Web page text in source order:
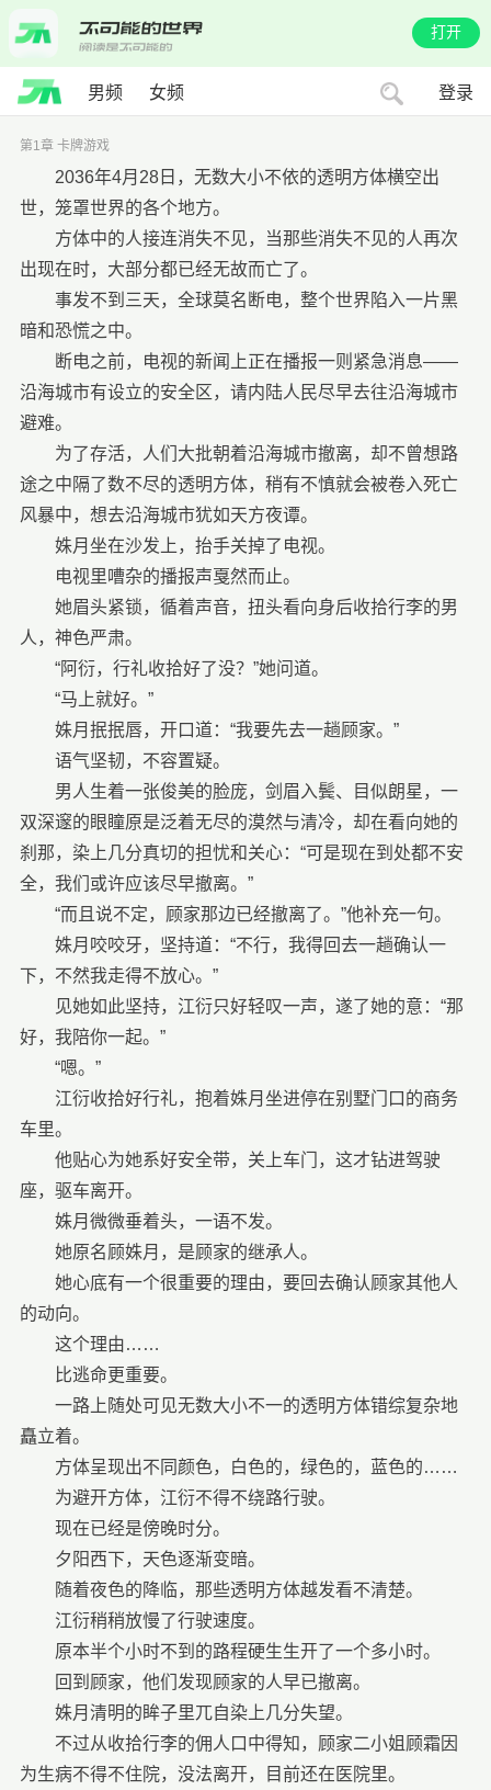
打开
男频 女频 登录
第1章 卡牌游戏
2036年4月28日，无数大小不依的透明方体横空出
世，笼罩世界的各个地方。
方体中的人接连消失不见，当那些消失不见的人再次
出现在时，大部分都已经无故而亡了。
事发不到三天，全球莫名断电，整个世界陷入一片黑
暗和恐慌之中。
断电之前，电视的新闻上正在播报一则紧急消息——
沿海城市有设立的安全区，请内陆人民尽早去往沿海城市
避难。
为了存活，人们大批朝着沿海城市撤离，却不曾想路
途之中隔了数不尽的透明方体，稍有不慎就会被卷入死亡
风暴中，想去沿海城市犹如天方夜谭。
姝月坐在沙发上，抬手关掉了电视。
电视里嘈杂的播报声戛然而止。
她眉头紧锁，循着声音，扭头看向身后收拾行李的男
人，神色严肃。
“阿衍，行礼收拾好了没？”她问道。
“马上就好。”
姝月抿抿唇，开口道：“我要先去一趟顾家。”
语气坚韧，不容置疑。
男人生着一张俊美的脸庞，剑眉入鬓、目似朗星，一
双深邃的眼瞳原是泛着无尽的漠然与清冷，却在看向她的
刹那，染上几分真切的担忧和关心：“可是现在到处都不安
全，我们或许应该尽早撤离。”
“而且说不定，顾家那边已经撤离了。”他补充一句。
姝月咬咬牙，坚持道：“不行，我得回去一趟确认一
下，不然我走得不放心。”
见她如此坚持，江衍只好轻叹一声，遂了她的意：“那
好，我陪你一起。”
“嗯。”
江衍收拾好行礼，抱着姝月坐进停在别墅门口的商务
车里。
他贴心为她系好安全带，关上车门，这才钻进驾驶
座，驱车离开。
姝月微微垂着头，一语不发。
她原名顾姝月，是顾家的继承人。
她心底有一个很重要的理由，要回去确认顾家其他人
的动向。
这个理由……
比逃命更重要。
一路上随处可见无数大小不一的透明方体错综复杂地
矗立着。
方体呈现出不同颜色，白色的，绿色的，蓝色的……
为避开方体，江衍不得不绕路行驶。
现在已经是傍晚时分。
夕阳西下，天色逐渐变暗。
随着夜色的降临，那些透明方体越发看不清楚。
江衍稍稍放慢了行驶速度。
原本半个小时不到的路程硬生生开了一个多小时。
回到顾家，他们发现顾家的人早已撤离。
姝月清明的眸子里兀自染上几分失望。
不过从收拾行李的佣人口中得知，顾家二小姐顾霜因
为生病不得不住院，没法离开，目前还在医院里。